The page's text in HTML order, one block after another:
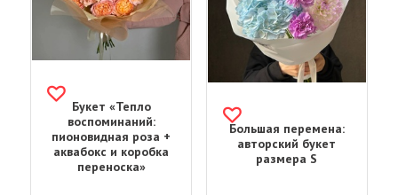
Букет «Тепло
воспоминаний:
пионовидная роза +
аквабокс и коробка
переноска»
Большая перемена:
авторский букет
размера S